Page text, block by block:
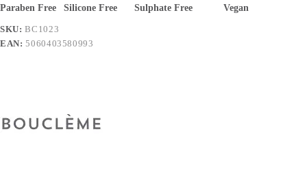
Paraben Free Silicone Free Sulphate Free Vegan
SKU:BC1023
EAN:5060403580993